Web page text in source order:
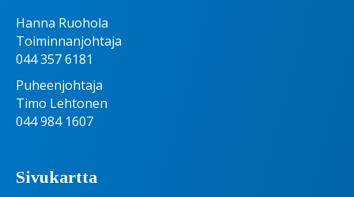
Hanna Ruohola
Toiminnanjohtaja
044 357 6181
Puheenjohtaja
Timo Lehtonen
044 984 1607
Sivukartta